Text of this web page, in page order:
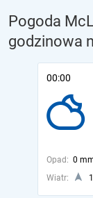
Pogoda
godzinowa
00:00
Opad: 0
Wiatr: